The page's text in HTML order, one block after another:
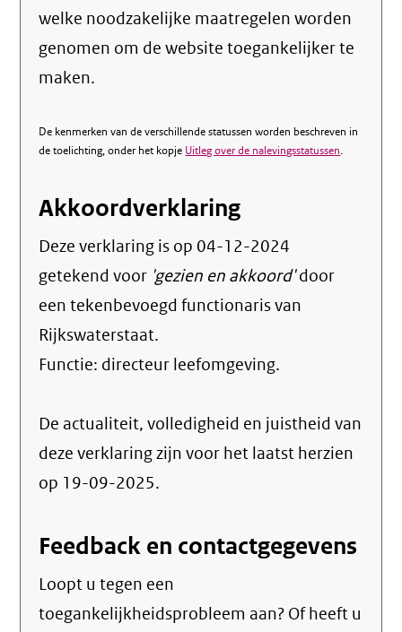
welke noodzakelijke maatregelen worden
genomen om de website toegankelijker te
maken.
De kenmerken van de verschillende statussen worden beschreven in
de toelichting, onder het kopje Uitleg over de nalevingsstatussen.
Akkoordverklaring
Deze verklaring is op 04-12-2024
getekend voor 'gezien en akkoord'door
een tekenbevoegd functionaris van
Rijkswaterstaat.
Functie: directeur leefomgeving.
De actualiteit, volledigheid en juistheid van
deze verklaring zijn voor het laatst herzien
op 19-09-2025.
Feedback en contactgegevens
Loopt u tegen een
toegankelijkheidsprobleem aan? Of heeft u